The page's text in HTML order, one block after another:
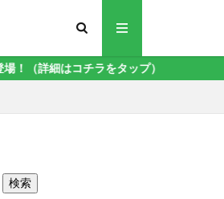
プ）
検索